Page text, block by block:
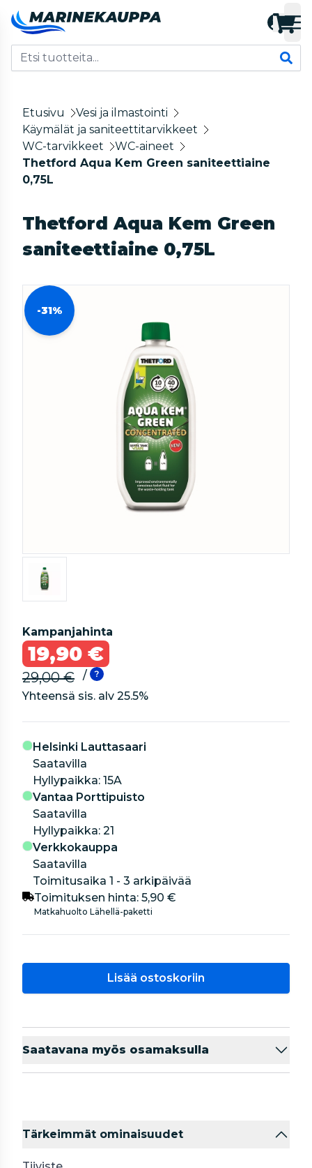
Etusivu
Vesi ja ilmastointi
Käymälät ja saniteettitarvikkeet
WC-tarvikkeet
WC-aineet
Thetford Aqua Kem Green saniteettiaine
0,75L
Thetford Aqua Kem Green
saniteettiaine 0,75L
-31%
Kampanjahinta
19,90 €
29,00 €
/
Yhteensä sis. alv 25.5%
Helsinki Lauttasaari
Saatavilla
hyllypaikka: 15A
Vantaa Porttipuisto
Saatavilla
hyllypaikka: 21
Verkkokauppa
Saatavilla
Toimitusaika 1 - 3 arkipäivää
Toimituksen hinta: 5,90 €
Matkahuolto Lähellä-paketti
Lisää ostoskoriin
Saatavana myös osamaksulla
Tärkeimmät ominaisuudet